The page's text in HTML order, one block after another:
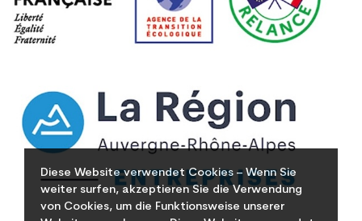
Diese Website verwendet Cookies – Wenn Sie
weiter surfen, akzeptieren Sie die Verwendung
von Cookies, um die Funktionsweise unserer